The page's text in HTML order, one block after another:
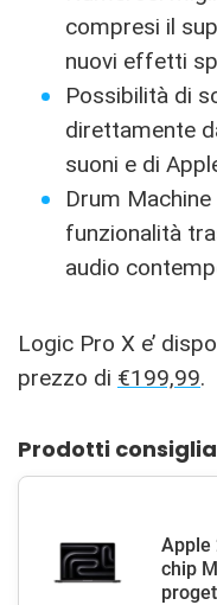
compresi il
nuovi effetti
Possibilità di
direttamente
suoni e di
Drum
funzionalità
audio
Logic Pro X e’
prezzo di €199,99.
Prodotti
Apple
chip